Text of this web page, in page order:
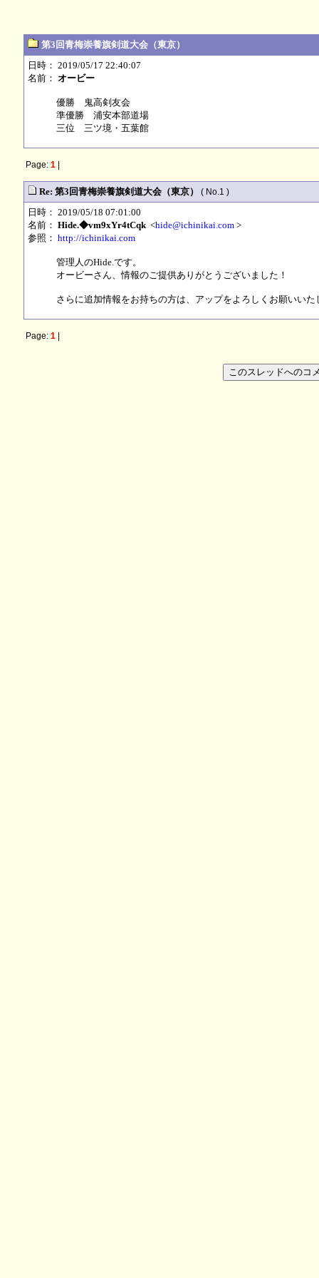
第3回青梅崇養旗剣道大会（東京）
日時： 2019/05/17 22:40:07
名前： オービー
優勝 鬼高剣友会
準優勝 浦安本部道場
三位 三ツ境・五葉館
Page: 1|
Re: 第3回青梅崇養旗剣道大会（東京） ( No.1 )
日時： 2019/05/18 07:01:00
名前： Hide.◆vm9xYr4tCqk<hide@ichinikai.com >
参照： http://ichinikai.com
管理人のHide.です。
オービーさん、情報のご提供ありがとうございました！
さらに追加情報をお持ちの方は、アップをよろしくお願いいた
Page: 1|